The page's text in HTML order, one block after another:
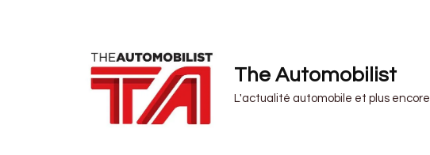
The Automobilist
L'actualité automobile et plus encore